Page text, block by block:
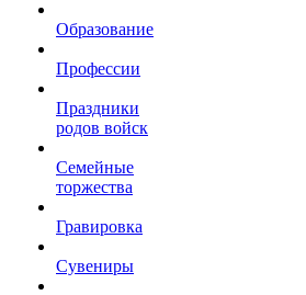
Образование
Профессии
Праздники
родов войск
Семейные
торжества
Гравировка
Сувениры